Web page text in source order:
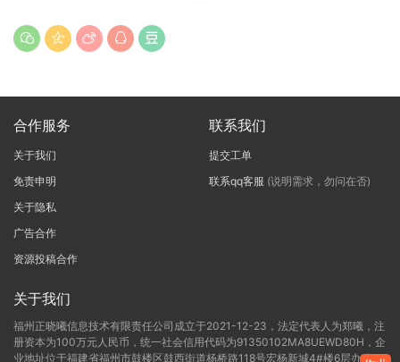
合作服务
关于我们
免责申明
关于隐私
广告合作
资源投稿合作
联系我们
提交工单
联系qq客服 (说明需求，勿问在否)
关于我们
福州正晓曦信息技术有限责任公司成立于2021-12-23，法定代表人为郑曦，注
册资本为100万元人民币，统一社会信用代码为91350102MA8UEWD80H，企
业地址位于福建省福州市鼓楼区鼓西街道杨桥路118号宏杨新城4#楼6层办公C-